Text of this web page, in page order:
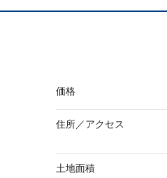
価格
住所／アクセス
土地面積